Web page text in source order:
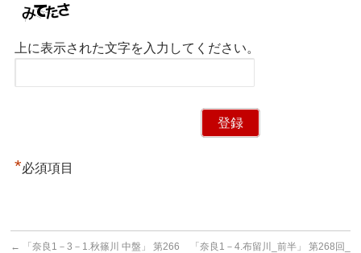
上に表示された文字を入力してください。
*必須項目
←
「奈良1－3－1.秋篠川 中盤」 第266
「奈良1－4.布留川_前半」 第268回_